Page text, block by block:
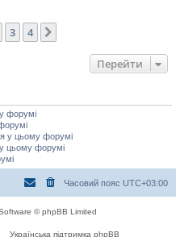
3 4
Перейти
форумі
у цьому форумі
цьому форумі
Часовий пояс UTC+03:00
© phpBB Limited
Українська підтримка phpBB